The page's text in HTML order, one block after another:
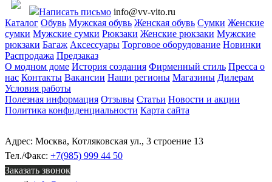
Написать письмо info@vv-vito.ru
Каталог Обувь Мужская обувь Женская обувь Сумки Женские
сумки Мужские сумки Рюкзаки Женские рюкзаки Мужские
рюкзаки Багаж Аксессуары Торговое оборудование Новинки
Распродажа Предзаказ
О модном доме История создания Фирменный стиль Пресса о
нас Контакты Вакансии Наши регионы Магазины Дилерам
Условия работы
Полезная информация Отзывы Статьи Новости и акции
Политика конфиденциальности Карта сайта
Адрес: Москва, Котляковская ул., 3 строение 13
Тел./Факс: +7(985) 999 44 50
Заказать звонок